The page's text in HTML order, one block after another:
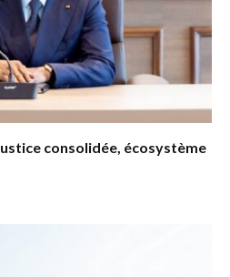
consolidée, écosystème